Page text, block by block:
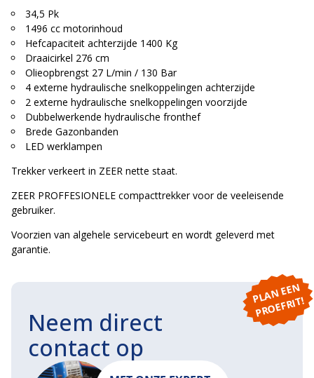
34,5 Pk
1496 cc motorinhoud
Hefcapaciteit achterzijde 1400 Kg
Draaicirkel 276 cm
Olieopbrengst 27 L/min / 130 Bar
4 externe hydraulische snelkoppelingen achterzijde
2 externe hydraulische snelkoppelingen voorzijde
Dubbelwerkende hydraulische fronthef
Brede Gazonbanden
LED werklampen
Trekker verkeert in ZEER nette staat.
ZEER PROFFESIONELE compacttrekker voor de veeleisende
gebruiker.
Voorzien van algehele servicebeurt en wordt geleverd met
garantie.
P
L
A
N
E
E
N
P
R
O
E
F
RI
T!
Neem direct
contact op